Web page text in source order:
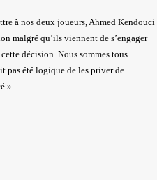
à nos deux joueurs, Ahmed Kendouci
malgré qu’ils viennent de s’engager
décision. Nous sommes tous
pas été logique de les priver de
».